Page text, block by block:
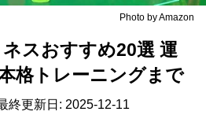
Photo by Amazon
スおすすめ20選 運
格トレーニングまで
終更新日: 2025-12-11